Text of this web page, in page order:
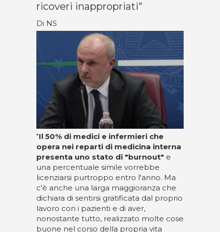
ricoveri inappropriati"
Di NS
"Il 50% di medici e infermieri che
opera nei reparti di medicina interna
presenta uno stato di "burnout" e
una percentuale simile vorrebbe
licenziarsi purtroppo entro l'anno. Ma
c'è anche una larga maggioranza che
dichiara di sentirsi gratificata dal proprio
lavoro con i pazienti e di aver,
nonostante tutto, realizzato molte cose
buone nel corso della propria vita